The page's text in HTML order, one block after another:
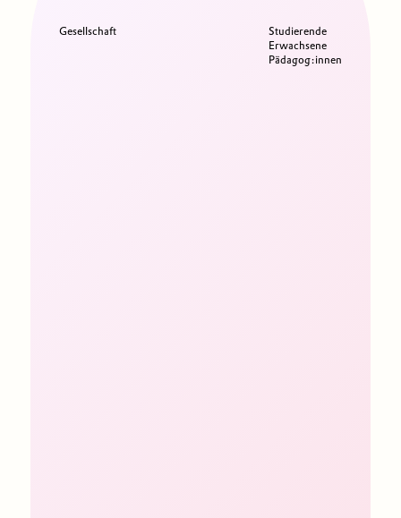
Gesellschaft
Studierende
Erwachsene
Pädagog:innen